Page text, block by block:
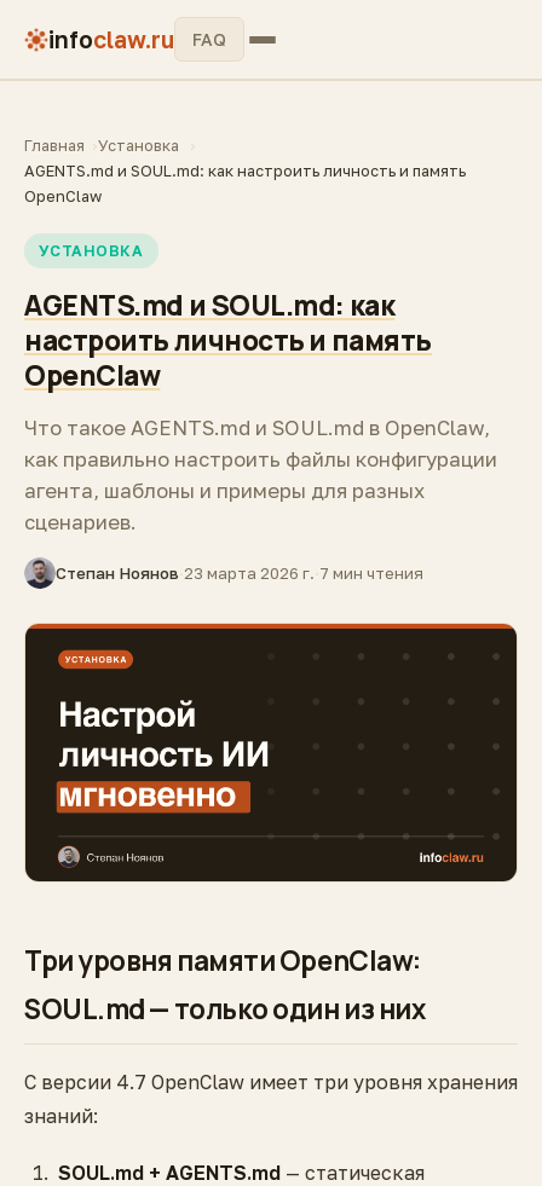
infoclaw.ru FAQ
Главная
Установка
AGENTS.md и SOUL.md: как настроить личность и память
OpenClaw
УСТАНОВКА
AGENTS.md и SOUL.md: как
настроить личность и память
OpenClaw
Что такое AGENTS.md и SOUL.md в OpenClaw,
как правильно настроить файлы конфигурации
агента, шаблоны и примеры для разных
сценариев.
Степан Ноянов·23 марта 2026 г.·7 мин чтения
Три уровня памяти OpenClaw:
SOUL.md — только один из них
С версии 4.7 OpenClaw имеет три уровня хранения
знаний:
SOUL.md + AGENTS.md — статическая